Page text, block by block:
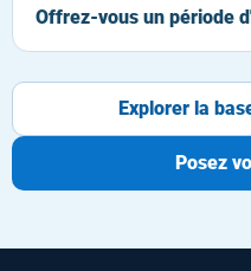
Offrez-vous un période
Explorer la
Posez